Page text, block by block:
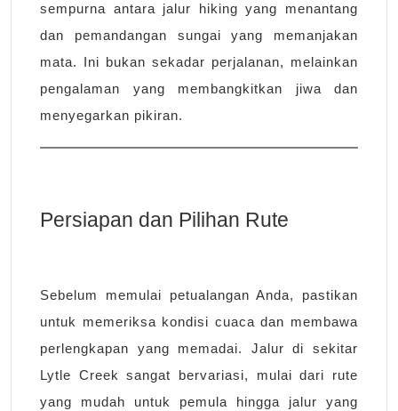
sempurna antara jalur hiking yang menantang
dan pemandangan sungai yang memanjakan
mata. Ini bukan sekadar perjalanan, melainkan
pengalaman yang membangkitkan jiwa dan
menyegarkan pikiran.
Persiapan dan Pilihan Rute
Sebelum memulai petualangan Anda, pastikan
untuk memeriksa kondisi cuaca dan membawa
perlengkapan yang memadai. Jalur di sekitar
Lytle Creek sangat bervariasi, mulai dari rute
yang mudah untuk pemula hingga jalur yang